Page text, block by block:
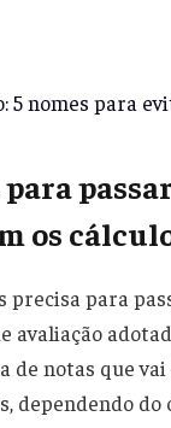
5 nomes para
os
para
avaliação
notas que
dependendo